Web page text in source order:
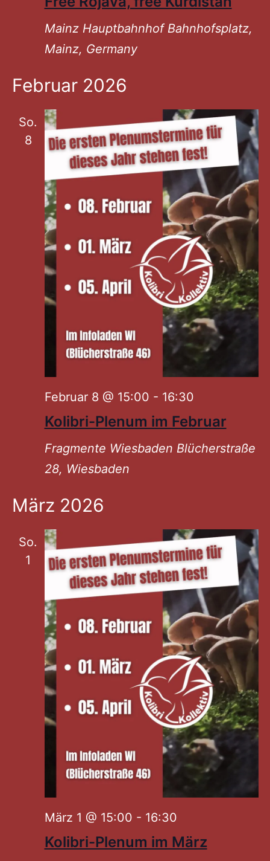
Mainz Hauptbahnhof Bahnhofsplatz,
Mainz, Germany
Februar 2026
So.
8
Kolibri-Plenum im Februar
Februar 8 @ 15:00 - 16:30
Fragmente Wiesbaden Blücherstraße
28, Wiesbaden
März 2026
So.
1
Kolibri-Plenum im März
März 1 @ 15:00 - 16:30